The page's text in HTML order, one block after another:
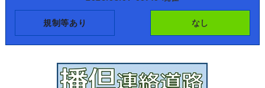
規制等あり なし